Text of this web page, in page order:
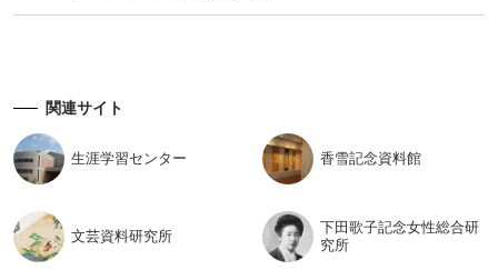
関連サイト
生涯学習センター 香雪記念資料館
文芸資料研究所
下田歌子記念女性総合研
究所